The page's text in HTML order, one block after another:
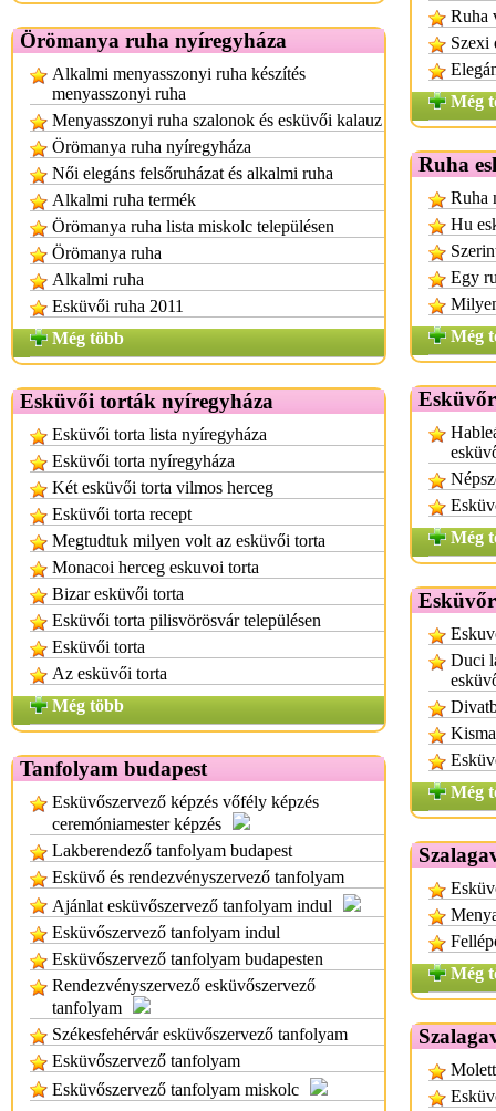
Örömanya ruha nyíregyháza
Alkalmi menyasszonyi ruha készítés
menyasszonyi ruha
Menyasszonyi ruha szalonok és esküvői kalauz
Örömanya ruha nyíregyháza
Női elegáns felsőruházat és alkalmi ruha
Alkalmi ruha termék
Örömanya ruha lista miskolc településen
Örömanya ruha
Alkalmi ruha
Esküvői ruha 2011
Még több
Esküvői torták nyíregyháza
Esküvői torta lista nyíregyháza
Esküvői torta nyíregyháza
Két esküvői torta vilmos herceg
Esküvői torta recept
Megtudtuk milyen volt az esküvői torta
Monacoi herceg eskuvoi torta
Bizar esküvői torta
Esküvői torta pilisvörösvár településen
Esküvői torta
Az esküvői torta
Még több
Tanfolyam budapest
Esküvőszervező képzés vőfély képzés
ceremóniamester képzés
Lakberendező tanfolyam budapest
Esküvő és rendezvényszervező tanfolyam
Ajánlat esküvőszervező tanfolyam indul
Esküvőszervező tanfolyam indul
Esküvőszervező tanfolyam budapesten
Rendezvényszervező esküvőszervező
tanfolyam
Székesfehérvár esküvőszervező tanfolyam
Esküvőszervező tanfolyam
Esküvőszervező tanfolyam miskolc
Ruha
Szexi
Még
Ruha
Ruha
Hu
Egy
Még
Még
Duci
Még
Még